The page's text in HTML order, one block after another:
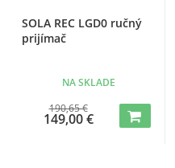
SOLA REC LGD0 ručný
prijímač
NA SKLADE
190,65 €
149,00 €